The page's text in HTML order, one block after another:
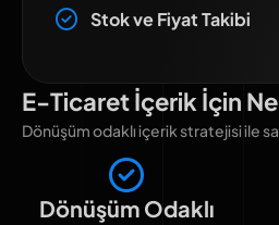
Stok ve Fiyat Takibi
E-Ticaret İçerik İçin
Dönüşüm odaklı içerik stratejisi ile
Dönüşüm Odaklı